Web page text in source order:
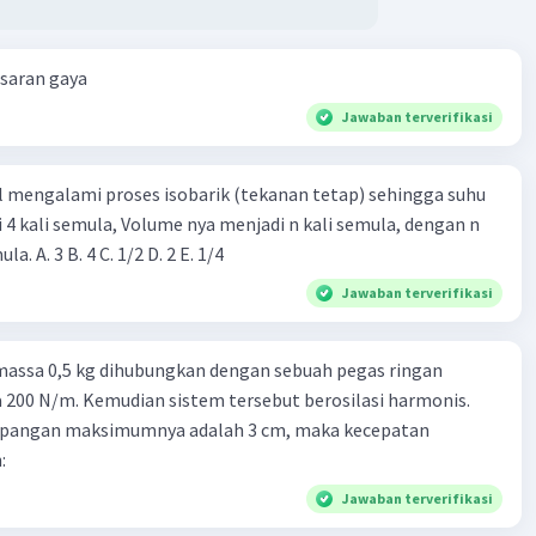
gaya
Jawaban terverifikasi
mengalami proses isobarik (tekanan tetap) sehingga suhu
kali semula, Volume nya menjadi n kali semula, dengan n
adalah ...... kali semula. A. 3 B. 4 C. 1/2 D. 2 E. 1/4
Jawaban terverifikasi
0,5 kg dihubungkan dengan sebuah pegas ringan
N/m. Kemudian sistem tersebut berosilasi harmonis.
maksimumnya adalah 3 cm, maka kecepatan
Jawaban terverifikasi